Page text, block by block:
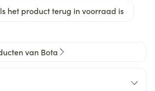
het product terug in voorraad is
van Bota